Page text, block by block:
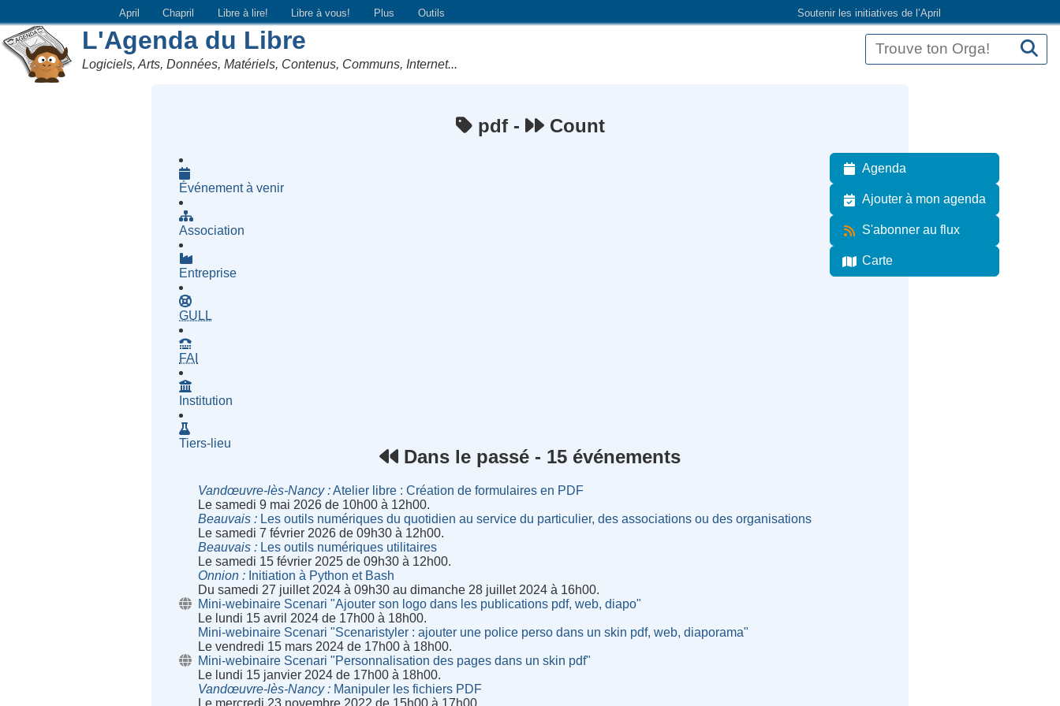
Soutenir les initiatives de l’April
April Chapril Libre à lire! Libre à vous! Plus Outils
L'Agenda du Libre
Logiciels, Arts, Données, Matériels, Contenus, Communs, Internet...
pdf - Count
Agenda
Ajouter à mon agenda
S'abonner au flux
Carte
Événement à venir
Association
Entreprise
GULL
FAI
Institution
Tiers-lieu
Dans le passé - 15 événements
Vandœuvre-lès-Nancy
Atelier libre : Création de formulaires en PDF
Le samedi 9 mai 2026 de 10h00 à 12h00.
Beauvais
Les outils numériques du quotidien au service du particulier, des associations ou des organisations
Le samedi 7 février 2026 de 09h30 à 12h00.
Beauvais
Les outils numériques utilitaires
Le samedi 15 février 2025 de 09h30 à 12h00.
Onnion
Initiation à Python et Bash
Du samedi 27 juillet 2024 à 09h30 au dimanche 28 juillet 2024 à 16h00.
Mini-webinaire Scenari "Ajouter son logo dans les publications pdf, web, diapo"
Le lundi 15 avril 2024 de 17h00 à 18h00.
Mini-webinaire Scenari "Scenaristyler : ajouter une police perso dans un skin pdf, web, diaporama"
Le vendredi 15 mars 2024 de 17h00 à 18h00.
Mini-webinaire Scenari "Personnalisation des pages dans un skin pdf"
Le lundi 15 janvier 2024 de 17h00 à 18h00.
Vandœuvre-lès-Nancy
Manipuler les fichiers PDF
Le mercredi 23 novembre 2022 de 15h00 à 17h00.